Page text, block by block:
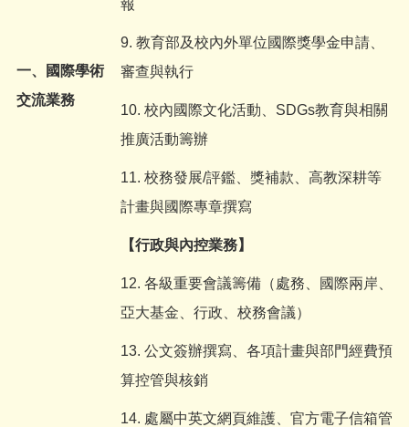
一、國際學術
交流業務
報
9. 教育部及校內外單位國際獎學金申請、
審查與執行
10. 校內國際文化活動、SDGs教育與相關
推廣活動籌辦
11. 校務發展/評鑑、獎補款、高教深耕等
計畫與國際專章撰寫
【行政與內控業務】
12. 各級重要會議籌備（處務、國際兩岸、
亞大基金、行政、校務會議）
13. 公文簽辦撰寫、各項計畫與部門經費預
算控管與核銷
14. 處屬中英文網頁維護、官方電子信箱管